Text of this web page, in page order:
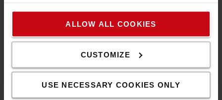
ALLOW ALL COOKIES
CUSTOMIZE
USE NECESSARY COOKIES ONLY
Våra lokala anläggningar
Handla online
Leverans & betalning